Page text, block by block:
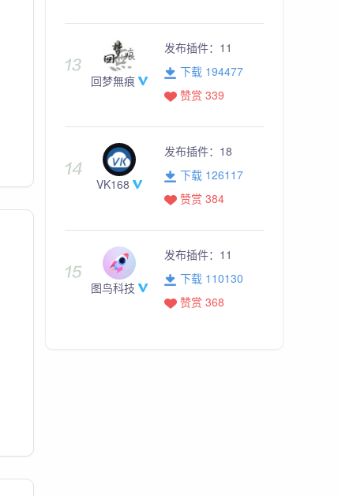
回梦無痕
发布插件： 11
下载 194477
赞赏 339
VK168
发布插件： 18
下载 126117
赞赏 384
图鸟科技
发布插件： 11
下载 110130
赞赏 368